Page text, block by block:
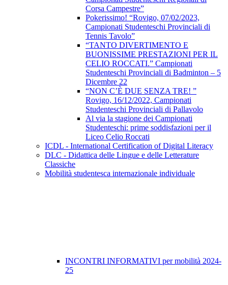
Corsa Campestre”
Pokerissimo! “Rovigo, 07/02/2023,
Campionati Studenteschi Provinciali di
Tennis Tavolo”
“TANTO DIVERTIMENTO E
BUONISSIME PRESTAZIONI PER IL
CELIO ROCCATI.” Campionati
Studenteschi Provinciali di Badminton – 5
Dicembre 22
“NON C’È DUE SENZA TRE! ”
Rovigo, 16/12/2022, Campionati
Studenteschi Provinciali di Pallavolo
Al via la stagione dei Campionati
Studenteschi: prime soddisfazioni per il
Liceo Celio Roccati
ICDL - International Certification of Digital Literacy
DLC - Didattica delle Lingue e delle Letterature
Classiche
Mobilità studentesca internazionale individuale
INCONTRI INFORMATIVI per mobilità 2024-
25